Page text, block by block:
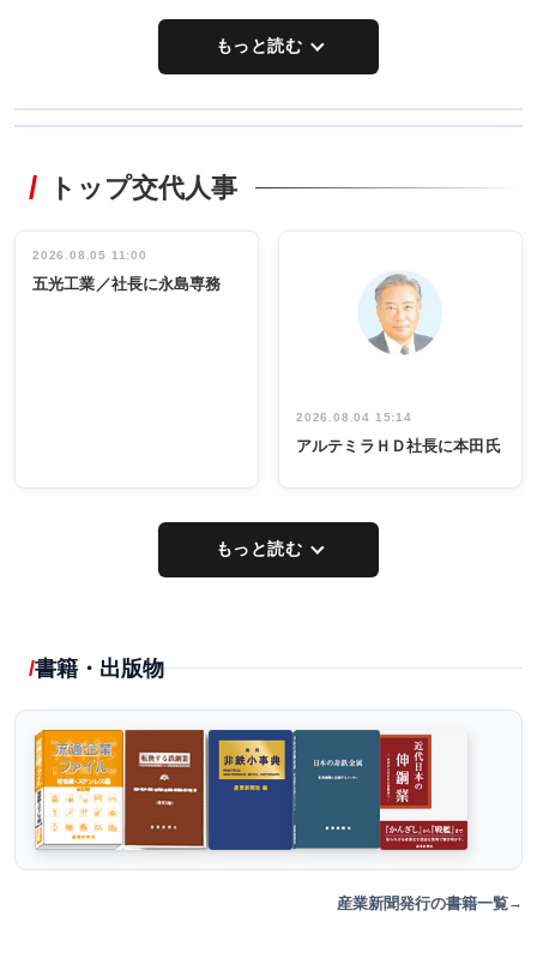
もっと読む
非鉄業界で
インタビュ
ー／社内ア
タックトレー
祝う 業界関
係者ら220人
出席
トップ交代人事
2026.08.05 11:00
五光工業／社長に永島専務
2026.08.04 15:14
アルテミラＨＤ社長に本田氏
もっと読む
書籍・出版物
産業新聞発行の書籍一覧